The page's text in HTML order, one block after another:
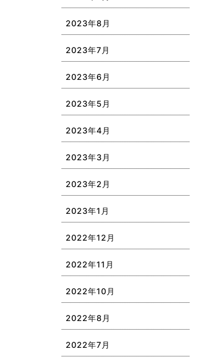
2023年8月
2023年7月
2023年6月
2023年5月
2023年4月
2023年3月
2023年2月
2023年1月
2022年12月
2022年11月
2022年10月
2022年8月
2022年7月